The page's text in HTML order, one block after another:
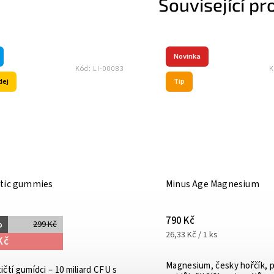
Související
Tip
Age Melatonin
Kč
Kč / 1 ks
je přírodní hormon, který
Kód:MM-MAME
Akce
VIRMEL
200 Kč
200 Kč / 1 ks